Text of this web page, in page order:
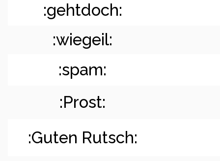
:gehtdoch:
:wiegeil:
:spam:
:Prost:
:Guten Rutsch: